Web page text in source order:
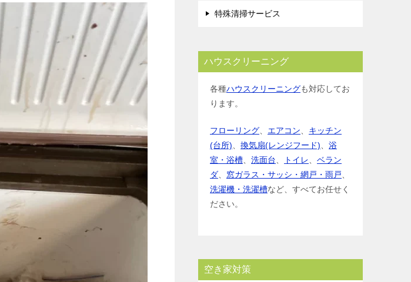
特殊清掃サービス
ハウスクリーニング
各種ハウスクリーニングも対応してお
ります。
フローリング エアコン
キッチン
(台所)
換気扇(レンジフード)
浴
室・浴槽
洗面台 トイレ
ベラン
ダ
窓ガラス・サッシ・網戸・雨戸
洗濯機・洗濯槽など、すべてお任せく
ださい。
空き家対策